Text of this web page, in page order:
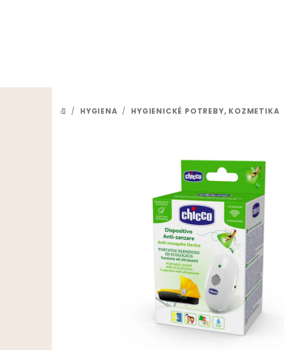
DOMOV
/ HYGIENA / HYGIENICKÉ POTREBY, KOZMETIKA